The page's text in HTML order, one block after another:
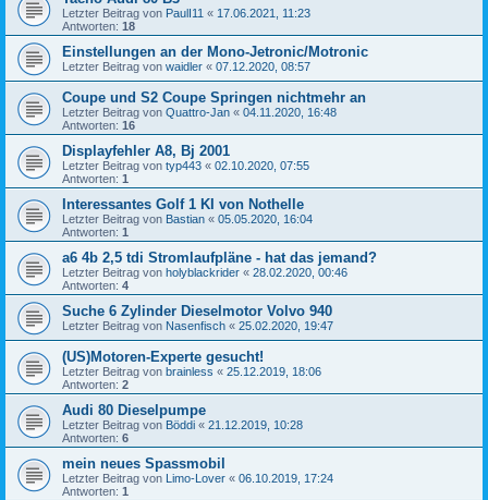
Letzter Beitrag von PaulI11 « 17.06.2021, 11:23
Antworten: 18
Einstellungen an der Mono-Jetronic/Motronic
Letzter Beitrag von waidler « 07.12.2020, 08:57
Coupe und S2 Coupe Springen nichtmehr an
Letzter Beitrag von Quattro-Jan « 04.11.2020, 16:48
Antworten: 16
Displayfehler A8, Bj 2001
Letzter Beitrag von typ443 « 02.10.2020, 07:55
Antworten: 1
Interessantes Golf 1 KI von Nothelle
Letzter Beitrag von Bastian « 05.05.2020, 16:04
Antworten: 1
a6 4b 2,5 tdi Stromlaufpläne - hat das jemand?
Letzter Beitrag von holyblackrider « 28.02.2020, 00:46
Antworten: 4
Suche 6 Zylinder Dieselmotor Volvo 940
Letzter Beitrag von Nasenfisch « 25.02.2020, 19:47
(US)Motoren-Experte gesucht!
Letzter Beitrag von brainless « 25.12.2019, 18:06
Antworten: 2
Audi 80 Dieselpumpe
Letzter Beitrag von Böddi « 21.12.2019, 10:28
Antworten: 6
mein neues Spassmobil
Letzter Beitrag von Limo-Lover « 06.10.2019, 17:24
Antworten: 1